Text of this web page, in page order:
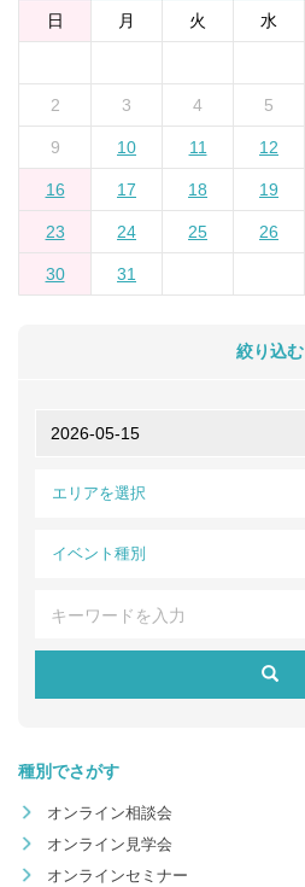
日 月 火 水
2 3 4 5
9 10 11 12
16 17 18 19
23 24 25 26
30 31
絞り込む
エリアを選択
イベント種別
種別でさがす
オンライン相談会
オンライン見学会
オンラインセミナー